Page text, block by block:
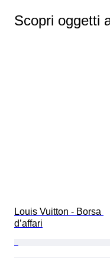
Scopri oggetti
Louis Vuitton - Borsa
d’affari